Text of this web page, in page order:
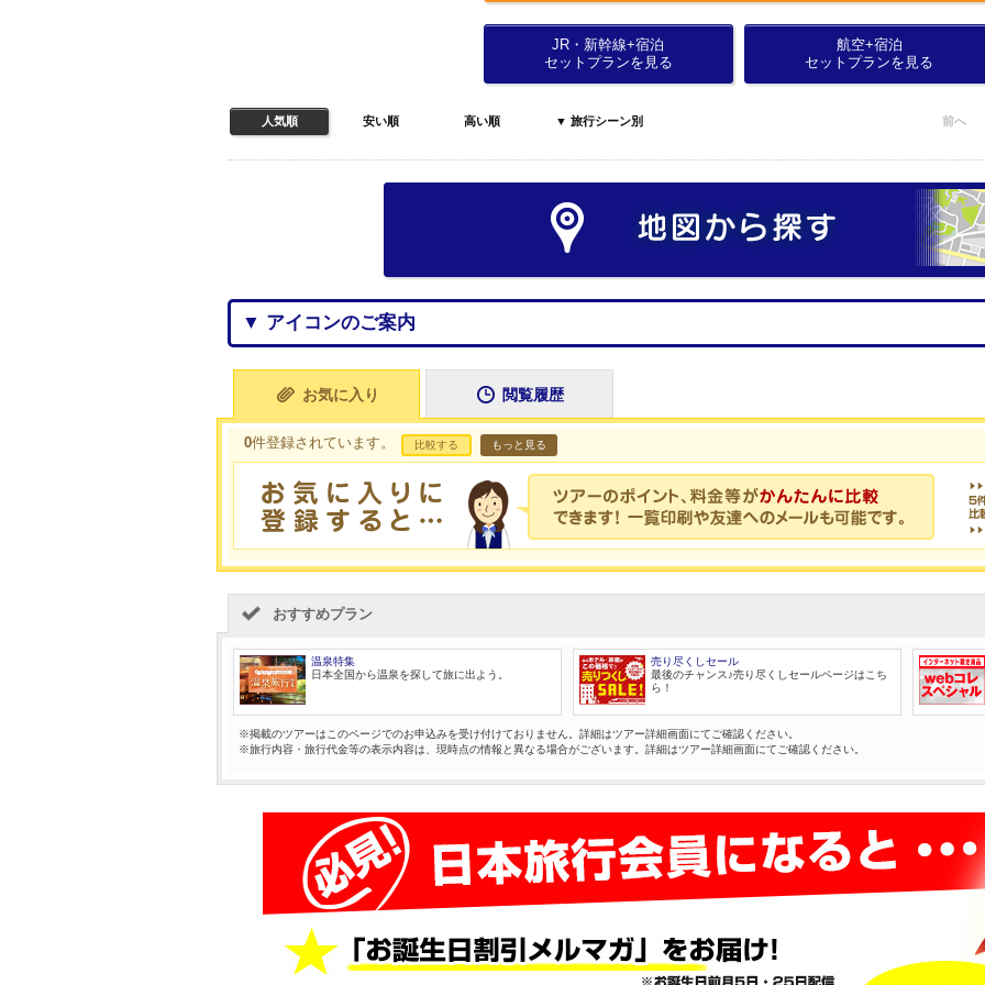
JR・新幹線+宿泊
セットプランを見る
航空+宿泊
セットプランを見る
人気順 安い順 高い順 ▼ 旅行シーン別 前へ
▼ アイコンのご案内
お気に入り 閲覧履歴
0件登録されています。 比較する もっと見る
おすすめプラン
温泉特集
日本全国から温泉を探して旅に出よう。
売り尽くしセール
最後のチャンス♪売り尽くしセールページはこち
ら！
※掲載のツアーはこのページでのお申込みを受け付けておりません。詳細はツアー詳細画面にてご確認ください。
※旅行内容・旅行代金等の表示内容は、現時点の情報と異なる場合がございます。詳細はツアー詳細画面にてご確認ください。